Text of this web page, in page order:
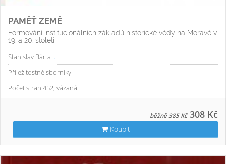
PAMĚŤ ZEMĚ
Formování institucionálních základů historické vědy na Moravě v
19. a 20. století
Stanislav Bárta ...
Příležitostné sborníky
Počet stran 452, vázaná
běžně385 Kč 308 Kč
Koupit